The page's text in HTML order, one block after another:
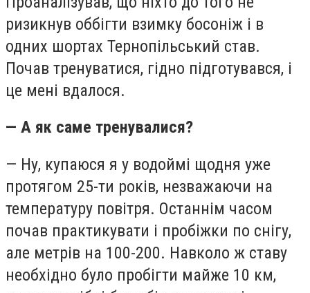
ризикнув оббігти взимку босоніж і в
одних шортах Тернопільський став.
Почав тренуватися, гідно підготувався, і
це мені вдалося.
— А як саме тренувалися?
— Ну, купаюся я у водоймі щодня уже
протягом 25-ти років, незважаючи на
температуру повітря. Останнім часом
почав практикувати і пробіжки по снігу,
але метрів на 100-200. Навколо ж ставу
необхідно було пробігти майже 10 км,